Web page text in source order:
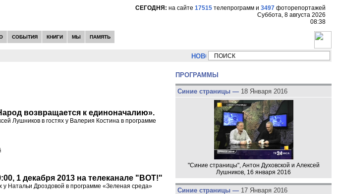
СЕГОДНЯ: на сайте 17515 телепрограмм и 3497 фоторепортажей
Суббота, 8 августа 2026
08:38
СОБЫТИЯ КНИГИ МЫ ПАМЯТЬ
НОВОСТИ: Сергей Цыпляев "Мир как никогда близко
возвращается к единоначалию».
Лушников в гостях у Валерия Костина в программе
1 декабря 2013 на телеканале "ВОТ!"
у Натальи Дроздовой в программе «Зеленая среда»
ПРОГРАММЫ
Синие страницы — 18 Января 2016
"Синие страницы", Антон Духовской и Алексей
Лушников, 16 января 2016
Синие страницы — 17 Января 2016